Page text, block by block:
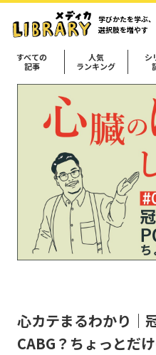
学びかたを学ぶ、
選択肢を増やす
すべての
記事
人気
ランキング
シ
心カテまるわかり｜
CABG？ちょっとだ